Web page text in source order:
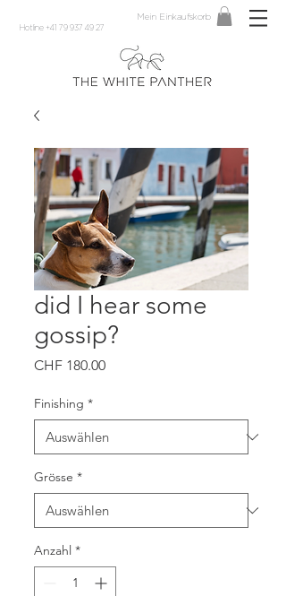
Hotline +41 79 937 49 27
Mein Einkaufskorb
did I hear some
gossip?
CHF 180.00Preis
Finishing *
Grösse *
Anzahl *